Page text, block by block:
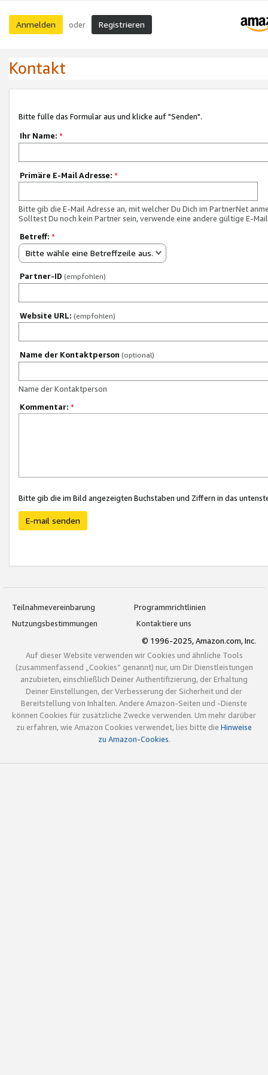
Anmelden oder Registrieren
Kontakt
Bitte fülle das Formular aus und klicke auf "Senden".
Ihr Name: *
Primäre E-Mail Adresse: *
Bitte gib die E-Mail Adresse an, mit welcher Du Dich im PartnerNet
Solltest Du noch kein Partner sein, verwende eine andere gültige E-
Betreff: *
Bitte wähle eine Betreffzeile aus.
Partner-ID (empfohlen)
Website URL: (empfohlen)
Name der Kontaktperson (optional)
Name der Kontaktperson
Kommentar: *
Bitte gib die im Bild angezeigten Buchstaben und Ziffern in das
E-mail senden
Teilnahmevereinbarung
Programmrichtlinien
Nutzungsbestimmungen
Kontaktiere uns
© 1996-2025, Amazon.com, Inc.
Auf dieser Website verwenden wir Cookies und ähnliche Tools
(zusammenfassend „Cookies“ genannt) nur, um Dir Dienstleistungen
anzubieten, einschließlich Deiner Authentifizierung, der Erhaltung
Deiner Einstellungen, der Verbesserung der Sicherheit und der
Bereitstellung von Inhalten. Andere Amazon-Seiten und -Dienste
können Cookies für zusätzliche Zwecke verwenden. Um mehr darüber
zu erfahren, wie Amazon Cookies verwendet, lies bitte die Hinweise
zu Amazon-Cookies.